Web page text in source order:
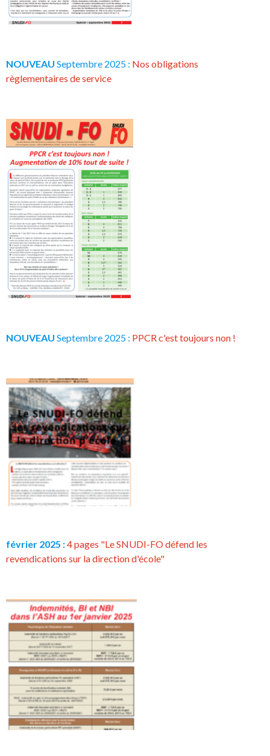
NOUVEAU Septembre 2025 : Nos obligations
règlementaires de service
NOUVEAU Septembre 2025 : PPCR c'est toujours non !
février 2025 :4 pages "Le SNUDI-FO défend les
revendications sur la direction d'école"